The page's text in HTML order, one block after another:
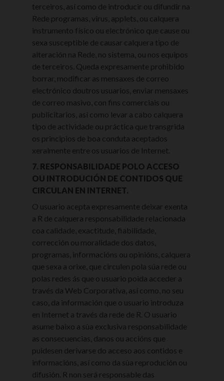
terceiros, así como de introducir ou difundir na
Rede programas, virus, applets, ou calquera
instrumento físico ou electrónico que cause ou
sexa susceptible de causar calquera tipo de
alteración na Rede, no sistema, ou nos equipos
de terceiros. Queda expresamente prohibido
borrar, modificar as mensaxes de correo
electrónico doutros usuarios, enviar mensaxes
de correo masivo, con fins comerciais ou
publicitarios, así como levar a cabo calquera
tipo de actividade ou práctica que transgrida
os principios de boa conduta aceptados
xeralmente entre os usuarios de Internet.
7. RESPONSABILIDADE POLO ACCESO
OU INTRODUCIÓN DE CONTIDOS QUE
CIRCULAN EN INTERNET.
O usuario acepta expresamente deixar exenta
a R de calquera responsabilidade relacionada
coa calidade, exactitude, fiabilidade,
corrección ou moralidade dos datos,
programas, informacións ou opinións, calquera
que sexa a orixe, que circulen pola súa rede ou
polas redes ás que o usuario poida acceder a
través da Web Corporativa, así como, no seu
caso, da información que o usuario introduza
en Internet a través da rede de R. O usuario
asume baixo a súa exclusiva responsabilidade
as consecuencias, danos ou accións que
puidesen derivarse do acceso aos contidos e
informacións, así como da súa reprodución ou
difusión. R non será responsable das